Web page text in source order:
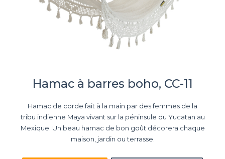
Hamac à barres boho, CC-11
Hamac de corde fait à la main par des femmes de la
tribu indienne Maya vivant sur la péninsule du Yucatan au
Mexique. Un beau hamac de bon goût décorera chaque
maison, jardin ou terrasse.